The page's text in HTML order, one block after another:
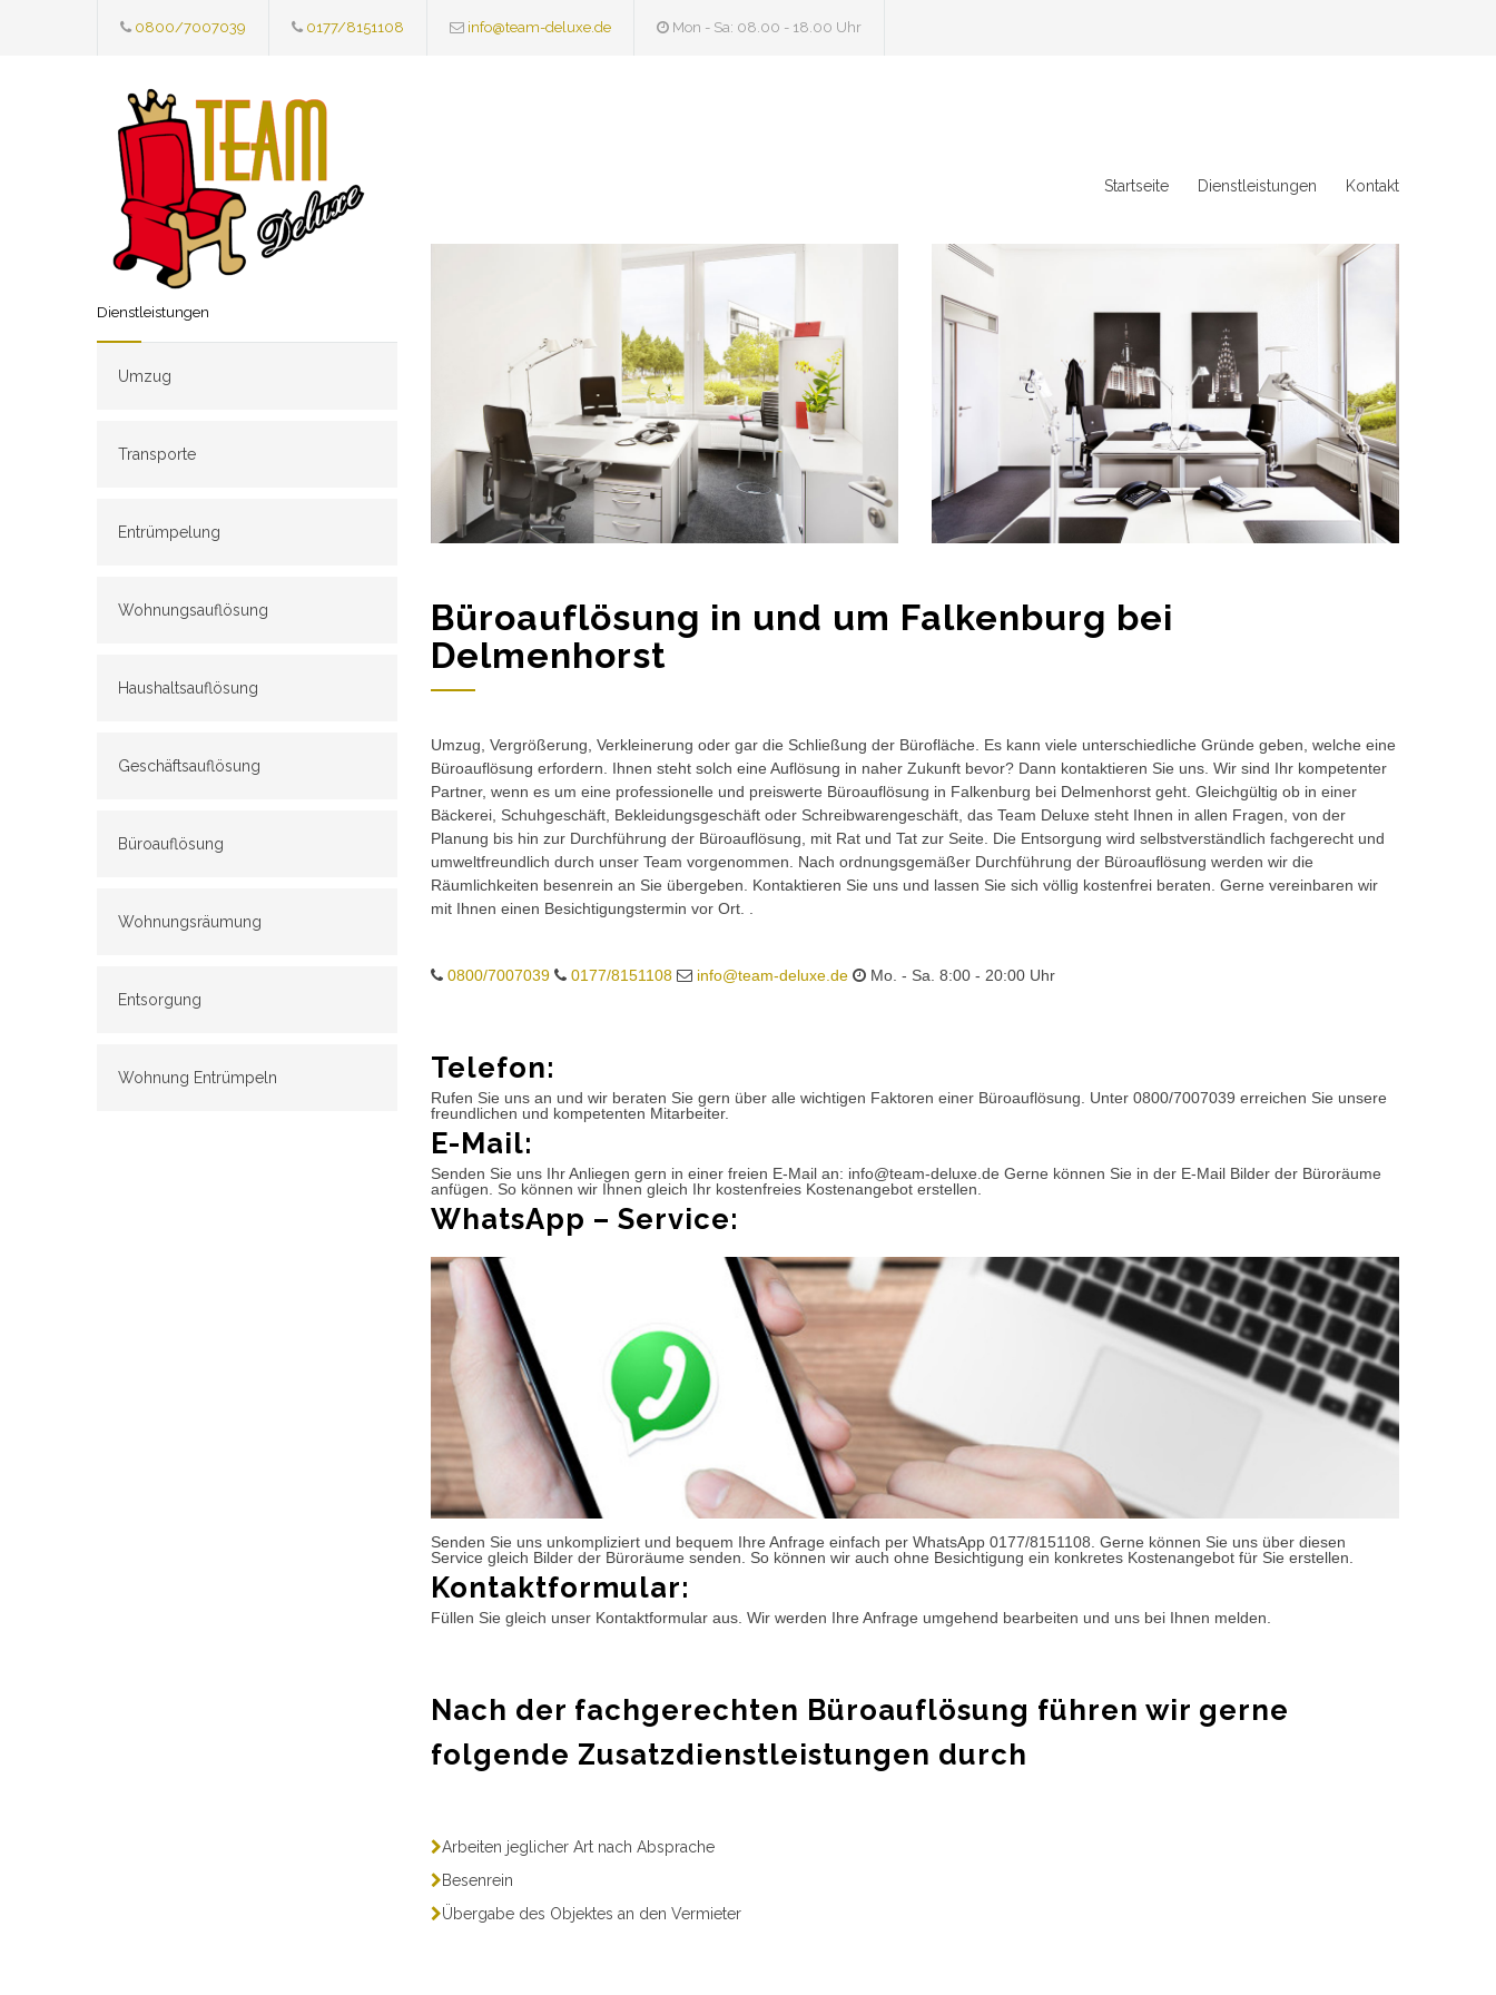
0800/7007039 0177/8151108 info@team-deluxe.de Mon - Sa: 08.00 - 18.00 Uhr
Startseite Dienstleistungen Kontakt
Dienstleistungen
Umzug
Transporte
Entrümpelung
Wohnungsauflösung
Haushaltsauflösung
Geschäftsauflösung
Büroauflösung
Wohnungsräumung
Entsorgung
Wohnung Entrümpeln
Büroauflösung in und um Falkenburg bei
Delmenhorst
Umzug, Vergrößerung, Verkleinerung oder gar die Schließung der Bürofläche. Es kann viele unterschiedliche Gründe geben, welche eine
Büroauflösung erfordern. Ihnen steht solch eine Auflösung in naher Zukunft bevor? Dann kontaktieren Sie uns. Wir sind Ihr kompetenter
Partner, wenn es um eine professionelle und preiswerte Büroauflösung in Falkenburg bei Delmenhorst geht. Gleichgültig ob in einer
Bäckerei, Schuhgeschäft, Bekleidungsgeschäft oder Schreibwarengeschäft, das Team Deluxe steht Ihnen in allen Fragen, von der
Planung bis hin zur Durchführung der Büroauflösung, mit Rat und Tat zur Seite. Die Entsorgung wird selbstverständlich fachgerecht und
umweltfreundlich durch unser Team vorgenommen. Nach ordnungsgemäßer Durchführung der Büroauflösung werden wir die
Räumlichkeiten besenrein an Sie übergeben. Kontaktieren Sie uns und lassen Sie sich völlig kostenfrei beraten. Gerne vereinbaren wir
mit Ihnen einen Besichtigungstermin vor Ort. .
0800/7007039 0177/8151108 info@team-deluxe.de Mo. - Sa. 8:00 - 20:00 Uhr
Telefon:
Rufen Sie uns an und wir beraten Sie gern über alle wichtigen Faktoren einer Büroauflösung. Unter 0800/7007039 erreichen Sie unsere
freundlichen und kompetenten Mitarbeiter.
E-Mail:
Senden Sie uns Ihr Anliegen gern in einer freien E-Mail an: info@team-deluxe.de Gerne können Sie in der E-Mail Bilder der Büroräume
anfügen. So können wir Ihnen gleich Ihr kostenfreies Kostenangebot erstellen.
WhatsApp – Service:
Senden Sie uns unkompliziert und bequem Ihre Anfrage einfach per WhatsApp 0177/8151108. Gerne können Sie uns über diesen
Service gleich Bilder der Büroräume senden. So können wir auch ohne Besichtigung ein konkretes Kostenangebot für Sie erstellen.
Kontaktformular:
Füllen Sie gleich unser Kontaktformular aus. Wir werden Ihre Anfrage umgehend bearbeiten und uns bei Ihnen melden.
Nach der fachgerechten Büroauflösung führen wir gerne
folgende Zusatzdienstleistungen durch
Arbeiten jeglicher Art nach Absprache
Besenrein
Übergabe des Objektes an den Vermieter